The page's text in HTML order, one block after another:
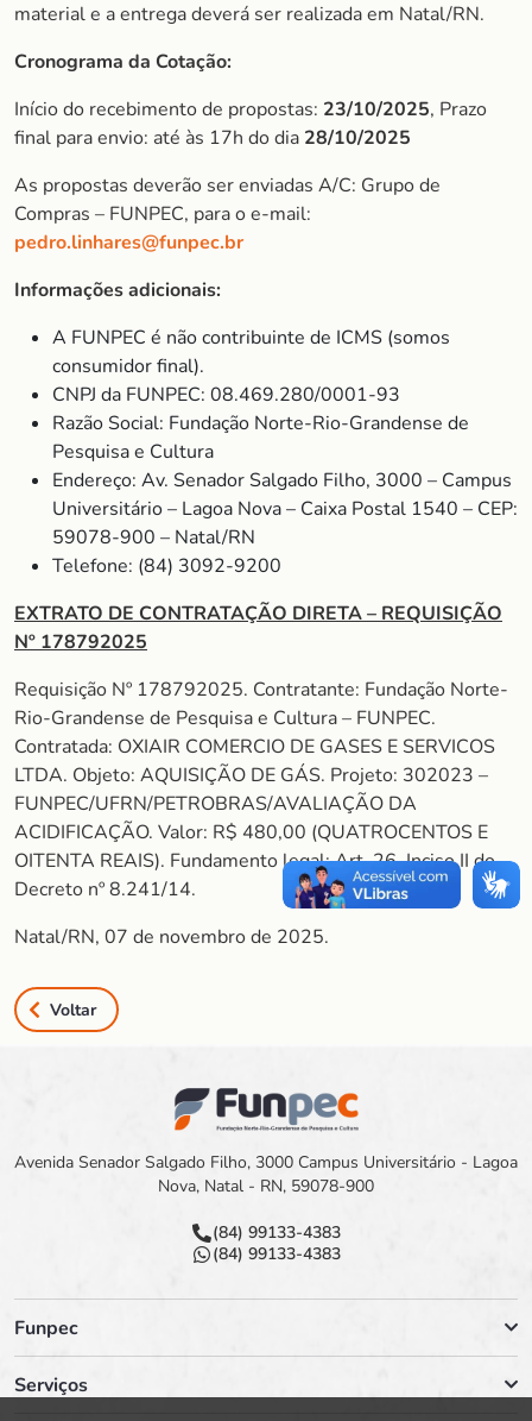
material e a entrega deverá ser realizada em Natal/RN.
Cronograma da Cotação:
Início do recebimento de propostas: 23/10/2025, Prazo
final para envio: até às 17h do dia 28/10/2025
As propostas deverão ser enviadas A/C: Grupo de
Compras – FUNPEC, para o e-mail:
pedro.linhares@funpec.br
Informações adicionais:
A FUNPEC é não contribuinte de ICMS (somos
consumidor final).
CNPJ da FUNPEC: 08.469.280/0001-93
Razão Social: Fundação Norte-Rio-Grandense de
Pesquisa e Cultura
Endereço: Av. Senador Salgado Filho, 3000 – Campus
Universitário – Lagoa Nova – Caixa Postal 1540 – CEP:
59078-900 – Natal/RN
Telefone: (84) 3092-9200
EXTRATO DE CONTRATAÇÃO DIRETA – REQUISIÇÃO
Nº 178792025
Requisição Nº 178792025. Contratante: Fundação Norte-
Rio-Grandense de Pesquisa e Cultura – FUNPEC.
Contratada: OXIAIR COMERCIO DE GASES E SERVICOS
LTDA. Objeto: AQUISIÇÃO DE GÁS. Projeto: 302023 –
FUNPEC/UFRN/PETROBRAS/AVALIAÇÃO DA
ACIDIFICAÇÃO. Valor: R$ 480,00 (QUATROCENTOS E
OITENTA REAIS). Fundamento legal: Art. 26, Inciso II do
Decreto nº 8.241/14.
Natal/RN, 07 de novembro de 2025.
Voltar
Avenida Senador Salgado Filho, 3000 Campus Universitário - Lagoa
Nova, Natal - RN, 59078-900
(84) 99133-4383
(84) 99133-4383
Funpec
Serviços